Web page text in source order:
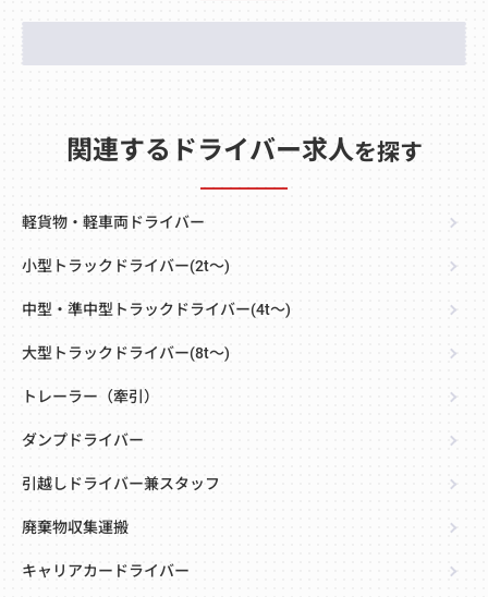
関連するドライバー求人を探す
軽貨物・軽車両ドライバー
小型トラックドライバー(2t～)
中型・準中型トラックドライバー(4t～)
大型トラックドライバー(8t～)
トレーラー（牽引）
ダンプドライバー
引越しドライバー兼スタッフ
廃棄物収集運搬
キャリアカードライバー